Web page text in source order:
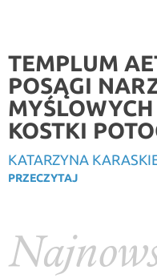
TEMPLUM
POSĄGI
KOSTKI
KATARZYNA
PRZECZYTAJ